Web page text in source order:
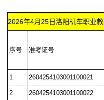
2026年4月25日洛阳机车职业
序号 准考证号
1 2604254103001100021
2 2604254103001100022